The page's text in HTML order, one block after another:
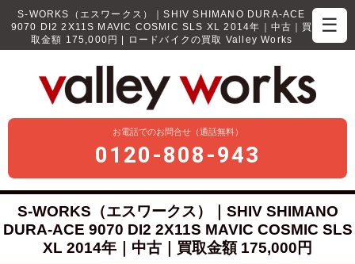
☰
S-WORKS（エスワークス）｜SHIV SHIMANO DURA-ACE
9070 DI2 2X11S MAVIC COSMIC SLS XL 2014年｜中古｜買
取金額 175,000円 | ロードバイクの買取 Valley Works
お電話でのお問合せ（通話無料）
0120-808-943
S-WORKS（エスワークス）｜SHIV SHIMANO
DURA-ACE 9070 DI2 2X11S MAVIC COSMIC SLS
XL 2014年｜中古｜買取金額 175,000円